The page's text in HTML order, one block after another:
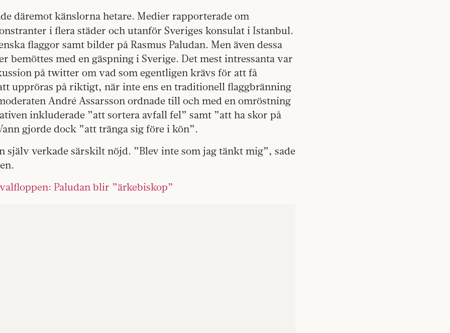
däremot känslorna hetare. Medier rapporterade om
i flera städer och utanför Sveriges konsulat i Istanbul.
flaggor samt bilder på Rasmus Paludan. Men även dessa
bemöttes med en gäspning i Sverige. Det mest intressanta var
på twitter om vad som egentligen krävs för att få
uppröras på riktigt, när inte ens en traditionell flaggbränning
André Assarsson ordnade till och med en omröstning
inkluderade ”att sortera avfall fel” samt ”att ha skor på
gjorde dock ”att tränga sig före i kön”.
själv verkade särskilt nöjd. ”Blev inte som jag tänkt mig”, sade
Paludan blir ”ärkebiskop”